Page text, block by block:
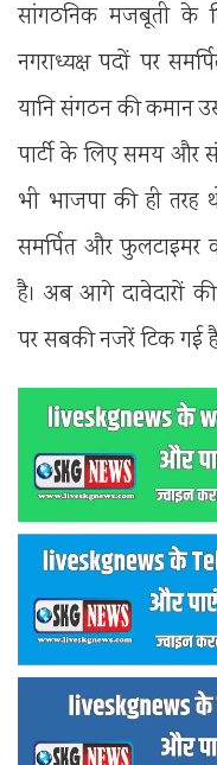
सांगठनिक मजबूती के
नगराध्यक्ष पदों पर
यानि संगठन की कमान
पार्टी के लिए समय और
भी भाजपा की ही तरह
समर्पित और फुलटाइमर
है। अब आगे दावेदारों
पर सबकी नजरें टिक गई